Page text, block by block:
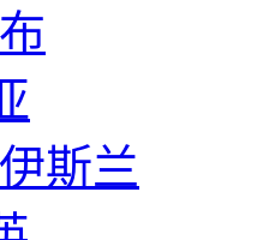
斯兰